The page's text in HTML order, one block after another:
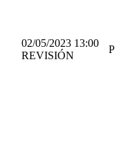
02/05/2023 13:00
REVISIÓN
P